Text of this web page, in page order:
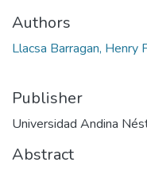
Authors
Llacsa Barragan, Henry
Publisher
Universidad Andina
Abstract